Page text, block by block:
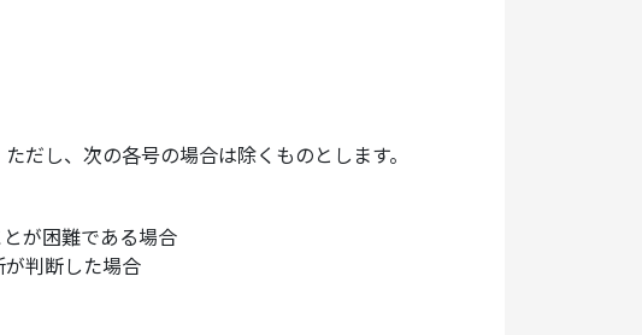
だし、次の各号の場合は除くものとします。
が困難である場合
判断した場合